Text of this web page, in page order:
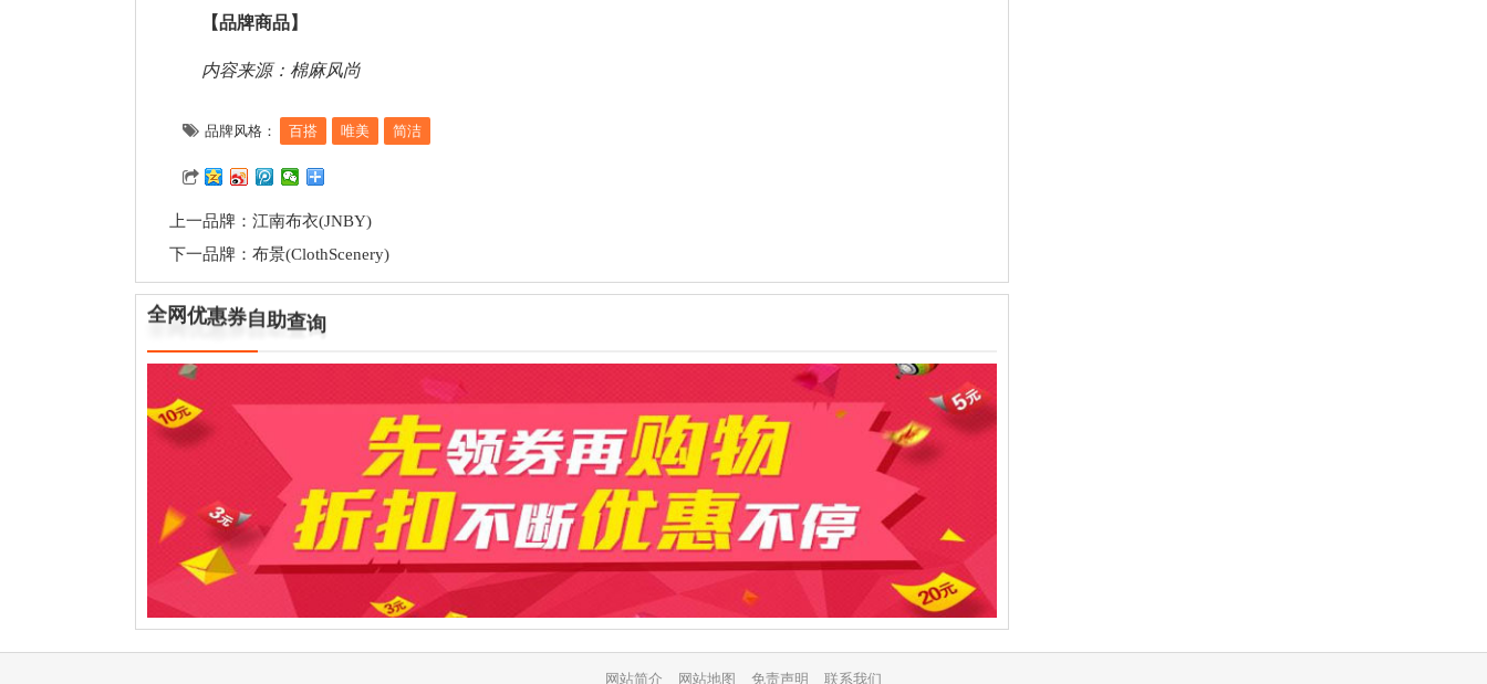
公共平台，1993年，一个名为“兄弟杯”的中国国际青年服装设计师作品大赛应运而生。
MIXMIND”，从此开启了设计师品牌在中国的先河。
得了良好的成绩。
计”及“最佳品质”双金奖，2002年“例外”作为国内唯一被邀请的服装品牌参加了“2002年巴黎成衣展”。
品牌简介
1996年，毛继鸿与马可，共同创建了EXCEPTION de MIXMIND——例外。“例外”这个简单独特的名
字和她的反转体英文“EXCEPTION”曾引起几乎所有和她初次相识的人的好奇。而对于这个英文LOGO设
计意念的解释------例外就是反的，也正是例外设计风格的写照：“EXCEPTION”是不跟风的，她总是游离
于大众潮流之外，却又在不断的创造着新的潮流；“EXCEPTION”在不断打破传统的同时也在不断将梦想
转化为现实。
“EXCEPTION”不仅仅是一个品牌，更代表一种观念，“EXCEPTION”崇尚人性的真实。尊重作为生
命存在的知性人群本身，我们的设计旨在发掘衣装后面人的精神，而绝非只见衣装不见人式的张扬，所
以“例外”是自信者的品牌，“例外”坚信是穿者本身的自信与内涵使“例外”卓而不群，每一位
尹“EXCEPTION”而欣喜的女性必是设计师精神上的共识者；其独特的审美观是：自信使人富有魅力而非
【品牌商品】
内容来源：棉麻风尚
品牌风格： 百搭 唯美 简洁
上一品牌： 江南布衣(JNBY)
下一品牌： 布景(ClothScenery)
全网优惠券自助查询
网站简介 网站地图 免责声明 联系我们